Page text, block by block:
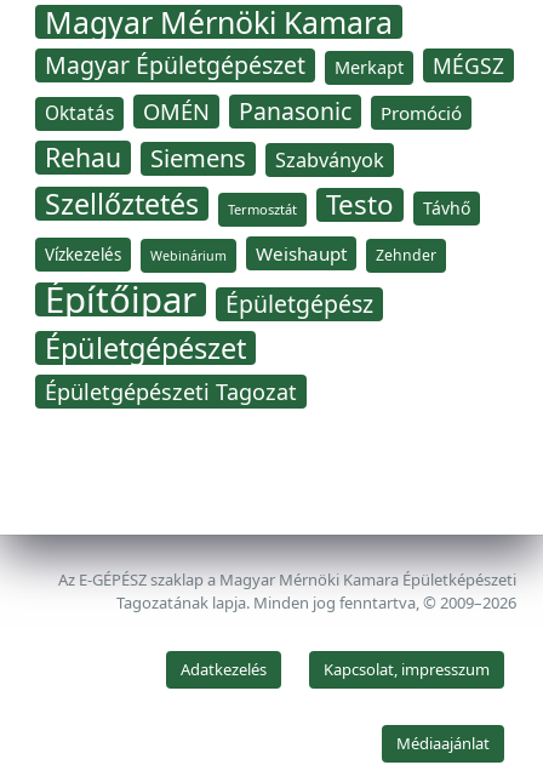
Magyar Mérnöki Kamara
Magyar Épületgépészet Merkapt MÉGSZ
Oktatás OMÉN Panasonic Promóció
Rehau Siemens Szabványok
Szellőztetés Termosztát Testo Távhő
Vízkezelés Webinárium Weishaupt Zehnder
Építőipar Épületgépész
Épületgépészet
Épületgépészeti Tagozat
Az E-GÉPÉSZ szaklap a Magyar Mérnöki Kamara Épületképészeti
Tagozatának lapja. Minden jog fenntartva, © 2009–2026
Adatkezelés Kapcsolat, impresszum
Médiaajánlat